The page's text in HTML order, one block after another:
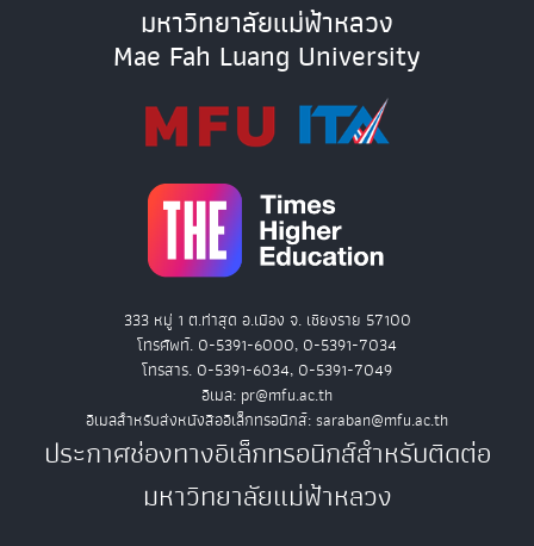
มหาวิทยาลัยแม่ฟ้าหลวง
Mae Fah Luang University
333 หมู่ 1 ต.ท่าสุด อ.เมือง จ. เชียงราย 57100
โทรศัพท์. 0-5391-6000, 0-5391-7034
โทรสาร. 0-5391-6034, 0-5391-7049
อีเมล: pr@mfu.ac.th
อีเมลสำหรับส่งหนังสืออิเล็กทรอนิกส์: saraban@mfu.ac.th
ประกาศช่องทางอิเล็กทรอนิกส์สำหรับติดต่อ
มหาวิทยาลัยแม่ฟ้าหลวง